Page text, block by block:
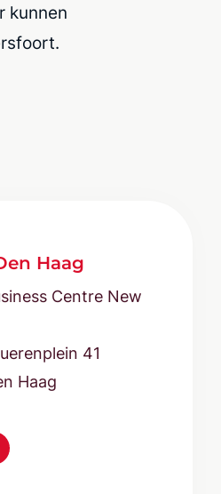
kunnen
Haag
Centre New
41
Haag